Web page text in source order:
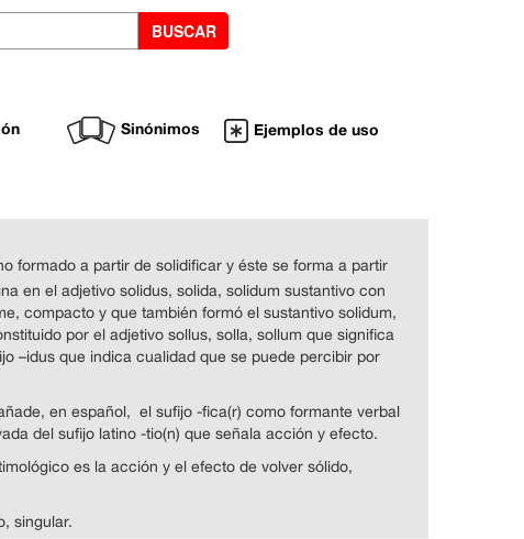
Sinónimos Ejemplos de uso
formado a partir de solidificar y éste se forma a partir
en el adjetivo solidus, solida, solidum sustantivo con
compacto y que también formó el sustantivo solidum,
por el adjetivo sollus, solla, sollum que significa
–idus que indica cualidad que se puede percibir por
en español, el sufijo -fica(r) como formante verbal
del sufijo latino -tio(n) que señala acción y efecto.
es la acción y el efecto de volver sólido,
singular.